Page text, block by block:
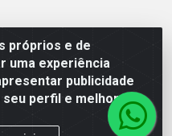
próprios e de
uma experiência
publicidade
perfil e melhorar a
de Campos, 42 -
RJ - CEP 20.920-410 -
0003-85